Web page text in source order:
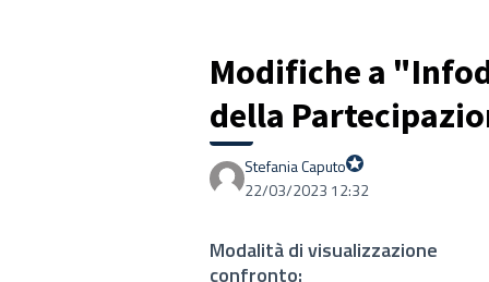
Modifiche a
della
Stefania Caputo
Proprio Stefania
22/03/2023 12:32
Modalità di visualizzazione
confronto: